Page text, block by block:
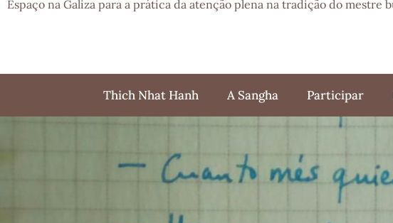
Espaço na Galiza para a prática da atenção plena na tradição do mestre
Thich Nhat Hanh A Sangha Participar